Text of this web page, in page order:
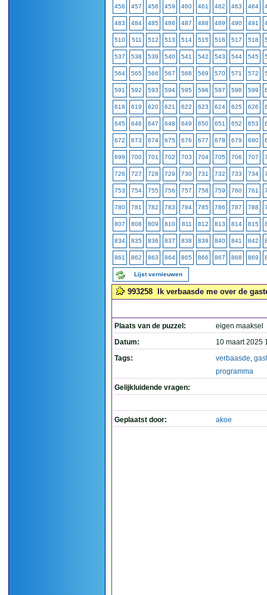
456 457 458 459 460 461 462 463 464
483 484 485 486 487 488 489 490 491
510 511 512 513 514 515 516 517 518
537 538 539 540 541 542 543 544 545
564 565 566 567 568 569 570 571 572
591 592 593 594 595 596 597 598 599
618 619 620 621 622 623 624 625 626
645 646 647 648 649 650 651 652 653
672 673 674 675 676 677 678 679 680
699 700 701 702 703 704 705 706 707
726 727 728 729 730 731 732 733 734
753 754 755 756 757 758 759 760 761
780 781 782 783 784 785 786 787 788
807 808 809 810 811 812 813 814 815
834 835 836 837 838 839 840 841 842
861 862 863 864 865 866 867 868 869
Lijst vernieuwen
993258 Ik verbaasde me over de
Plaats van de puzzel:
eigen maaksel
Datum:
10 maart 2025
Tags:
verbaasde,
programma
Gelijkluidende vragen:
Geplaatst door: akoe